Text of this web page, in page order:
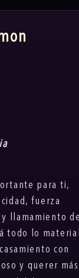
para ti,
fuerza
y llamamiento
todo lo
con
y querer más